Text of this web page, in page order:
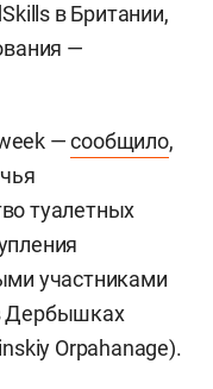
в Британии,
—
—сообщило,
туалетных
участниками
Дербышках
Orpahanage).